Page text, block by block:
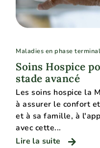
Maladies en phase
Soins Hospice
stade avancé
Les soins hospice la
à assurer le confort
et à sa famille, à
avec cette...
Lire la suite